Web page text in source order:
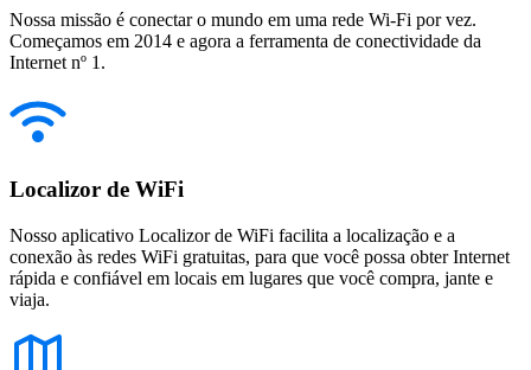
Nossa missão é conectar o mundo em uma rede Wi-Fi por vez.
Começamos em 2014 e agora a ferramenta de conectividade da
Internet nº 1.
Localizor de WiFi
Nosso aplicativo Localizor de WiFi facilita a localização e a
conexão às redes WiFi gratuitas, para que você possa obter Internet
rápida e confiável em locais em lugares que você compra, jante e
viaja.